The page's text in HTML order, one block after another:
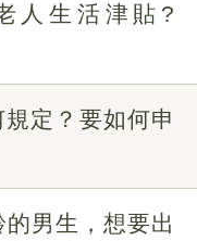
人生活津貼?
定？要如何申
男生，想要出